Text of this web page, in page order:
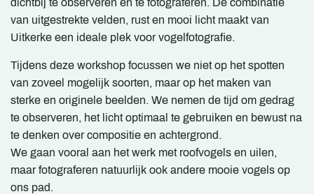
dichtbij te observeren én te fotograferen. De combinatie
van uitgestrekte velden, rust en mooi licht maakt van
Uitkerke een ideale plek voor vogelfotografie.
Tijdens deze workshop focussen we niet op het spotten
van zoveel mogelijk soorten, maar op het maken van
sterke en originele beelden. We nemen de tijd om gedrag
te observeren, het licht optimaal te gebruiken en bewust na
te denken over compositie en achtergrond.
We gaan vooral aan het werk met roofvogels en uilen,
maar fotograferen natuurlijk ook andere mooie vogels op
ons pad.